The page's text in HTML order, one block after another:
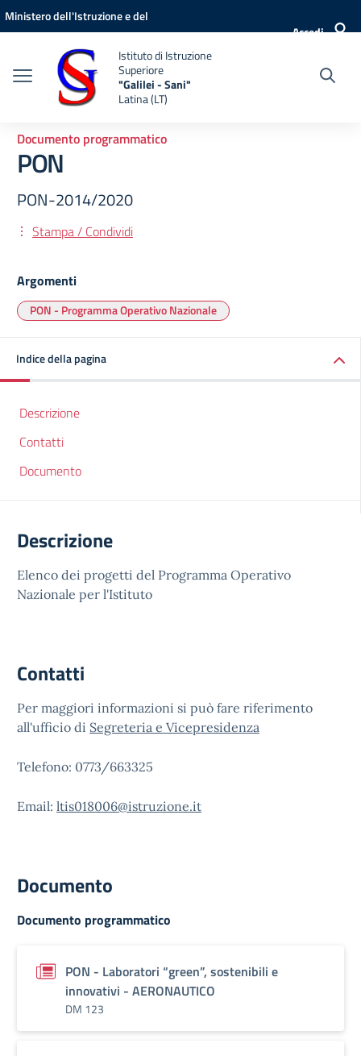
Vai ai contenuti
Vai al menu di navigazione
Vai al footer
Ministero dell'Istruzione e del
Accedi
Istituto di Istruzione
Superiore
"Galilei - Sani"
Latina (LT)
Documento programmatico
PON
PON-2014/2020
Stampa / Condividi
Argomenti
PON - Programma Operativo Nazionale
Indice della pagina
Descrizione
Contatti
Documento
Descrizione
Elenco dei progetti del Programma Operativo
Nazionale per l'Istituto
Contatti
Per maggiori informazioni si può fare riferimento
all'ufficio di Segreteria e Vicepresidenza
Telefono: 0773/663325
Email: ltis018006@istruzione.it
Documento
Documento programmatico
PON - Laboratori “green”, sostenibili e
innovativi - AERONAUTICO
DM 123